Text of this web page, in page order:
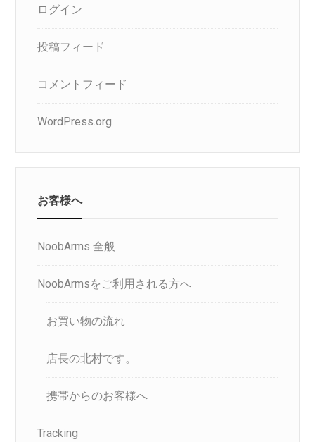
ログイン
投稿フィード
コメントフィード
WordPress.org
お客様へ
NoobArms 全般
NoobArmsをご利用される方へ
お買い物の流れ
店長の北村です。
携帯からのお客様へ
Tracking